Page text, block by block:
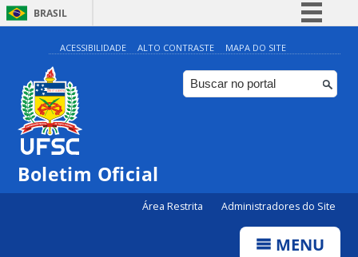
BRASIL
Simplifique!
Comunica BR
Participe
ACESSIBILIDADE ALTO CONTRASTE MAPA DO SITE
Boletim Oficial
Área Restrita Administradores do Site
MENU